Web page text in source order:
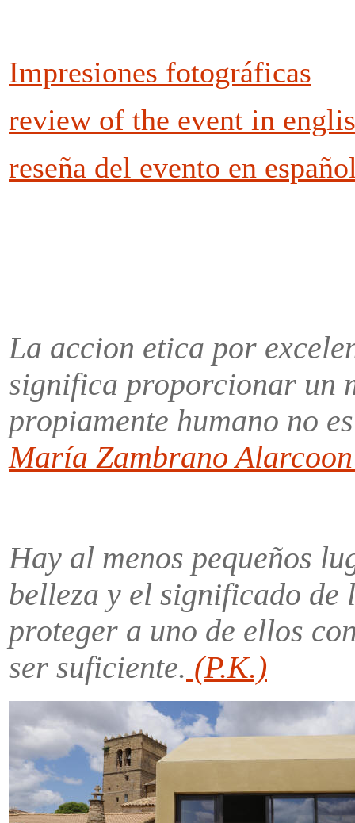
Impresiones fotográficas
review of the event in
reseña del evento en
La accion etica por
significa proporcionar un
propiamente humano no
María Zambrano
Hay al menos pequeños
belleza y el significado de
proteger a uno de ellos
ser suficiente. (P.K.)